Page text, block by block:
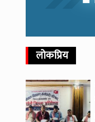
लोकप्रिय